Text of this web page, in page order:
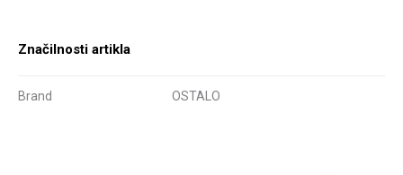
Značilnosti artikla
Brand OSTALO